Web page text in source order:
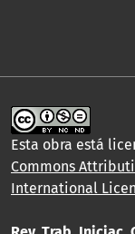
Esta obra está
Commons
International